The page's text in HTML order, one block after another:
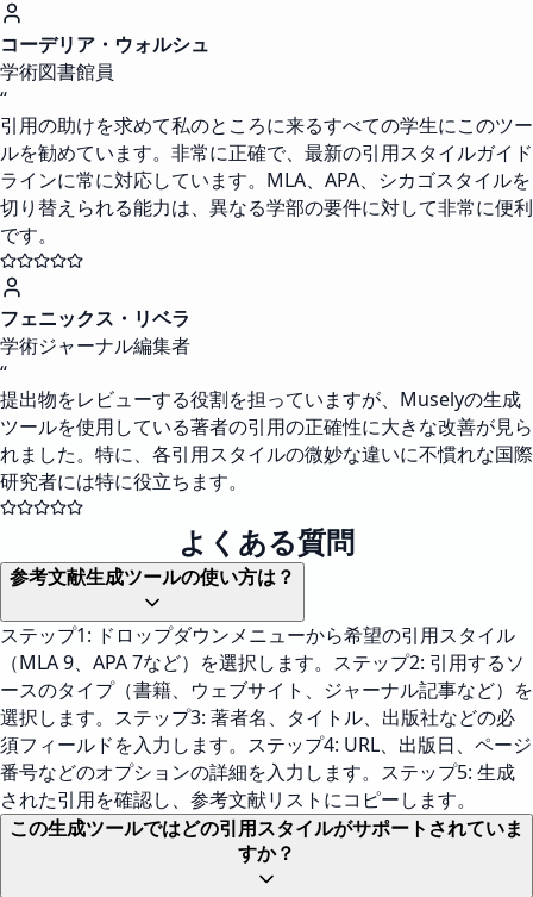
コーデリア・ウォルシュ
学術図書館員
“
引用の助けを求めて私のところに来るすべての学生にこのツー
ルを勧めています。非常に正確で、最新の引用スタイルガイド
ラインに常に対応しています。MLA、APA、シカゴスタイルを
切り替えられる能力は、異なる学部の要件に対して非常に便利
です。
フェニックス・リベラ
学術ジャーナル編集者
“
提出物をレビューする役割を担っていますが、Muselyの生成
ツールを使用している著者の引用の正確性に大きな改善が見ら
れました。特に、各引用スタイルの微妙な違いに不慣れな国際
研究者には特に役立ちます。
よくある質問
参考文献生成ツールの使い方は？
ステップ1: ドロップダウンメニューから希望の引用スタイル
（MLA 9、APA 7など）を選択します。ステップ2: 引用するソ
ースのタイプ（書籍、ウェブサイト、ジャーナル記事など）を
選択します。ステップ3: 著者名、タイトル、出版社などの必
須フィールドを入力します。ステップ4: URL、出版日、ページ
番号などのオプションの詳細を入力します。ステップ5: 生成
された引用を確認し、参考文献リストにコピーします。
この生成ツールではどの引用スタイルがサポートされていま
すか？